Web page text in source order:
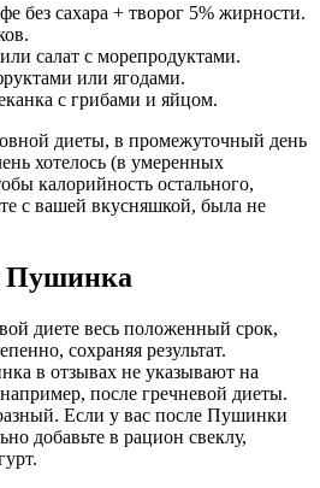
без сахара + творог 5% жирности.
салат с морепродуктами.
или ягодами.
с грибами и яйцом.
диеты, в промежуточный день
хотелось (в умеренных
калорийность остального,
с вашей вкусняшкой, была не
Пушинка
диете весь положенный срок,
сохраняя результат.
в отзывах не указывают на
после гречневой диеты.
Если у вас после Пушинки
добавьте в рацион свеклу,